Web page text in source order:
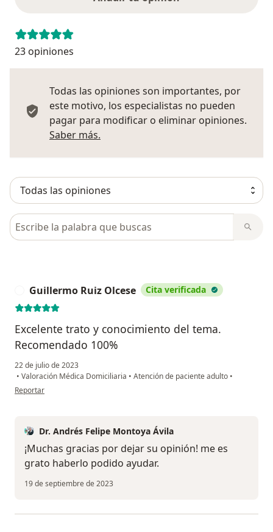
23 opiniones
Todas las opiniones son importantes, por
este motivo, los especialistas no pueden
pagar para modificar o eliminar opiniones.
Saber más.
Busca en opiniones
Guillermo Ruiz Olcese Cita verificada
Excelente trato y conocimiento del tema.
Recomendado 100%
22 de julio de 2023
• Valoración Médica Domiciliaria • Atención de paciente adulto •
en opinión del usuario Guillermo Ruiz Olcese
Reportar
Dr. Andrés Felipe Montoya Ávila
¡Muchas gracias por dejar su opinión! me es
grato haberlo podido ayudar.
19 de septiembre de 2023